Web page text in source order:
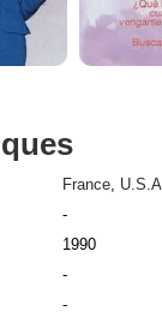
France, U.S.A.
-
1990
-
-